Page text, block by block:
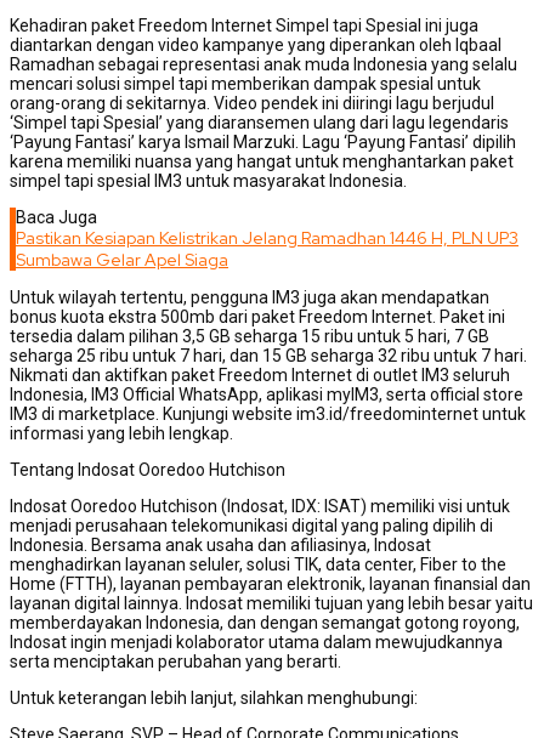
Kehadiran paket Freedom Internet Simpel tapi Spesial ini juga
diantarkan dengan video kampanye yang diperankan oleh Iqbaal
Ramadhan sebagai representasi anak muda Indonesia yang selalu
mencari solusi simpel tapi memberikan dampak spesial untuk
orang-orang di sekitarnya. Video pendek ini diiringi lagu berjudul
‘Simpel tapi Spesial’ yang diaransemen ulang dari lagu legendaris
‘Payung Fantasi’ karya Ismail Marzuki. Lagu ‘Payung Fantasi’ dipilih
karena memiliki nuansa yang hangat untuk menghantarkan paket
simpel tapi spesial IM3 untuk masyarakat Indonesia.
Baca Juga
Pastikan Kesiapan Kelistrikan Jelang Ramadhan 1446 H, PLN UP3
Sumbawa Gelar Apel Siaga
Untuk wilayah tertentu, pengguna IM3 juga akan mendapatkan
bonus kuota ekstra 500mb dari paket Freedom Internet. Paket ini
tersedia dalam pilihan 3,5 GB seharga 15 ribu untuk 5 hari, 7 GB
seharga 25 ribu untuk 7 hari, dan 15 GB seharga 32 ribu untuk 7 hari.
Nikmati dan aktifkan paket Freedom Internet di outlet IM3 seluruh
Indonesia, IM3 Official WhatsApp, aplikasi myIM3, serta official store
IM3 di marketplace. Kunjungi website im3.id/freedominternet untuk
informasi yang lebih lengkap.
Tentang Indosat Ooredoo Hutchison
Indosat Ooredoo Hutchison (Indosat, IDX: ISAT) memiliki visi untuk
menjadi perusahaan telekomunikasi digital yang paling dipilih di
Indonesia. Bersama anak usaha dan afiliasinya, Indosat
menghadirkan layanan seluler, solusi TIK, data center, Fiber to the
Home (FTTH), layanan pembayaran elektronik, layanan finansial dan
layanan digital lainnya. Indosat memiliki tujuan yang lebih besar yaitu
memberdayakan Indonesia, dan dengan semangat gotong royong,
Indosat ingin menjadi kolaborator utama dalam mewujudkannya
serta menciptakan perubahan yang berarti.
Untuk keterangan lebih lanjut, silahkan menghubungi:
Steve Saerang, SVP – Head of Corporate Communications